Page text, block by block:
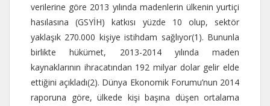
verilerine göre 2013 yılında madenlerin ülkenin yurtiçi
hasılasına (GSYİH) katkısı yüzde 10 olup, sektör
yaklaşık 270.000 kişiye istihdam sağlıyor(1). Bununla
birlikte hükümet, 2013-2014 yılında maden
kaynaklarının ihracatından 192 milyar dolar gelir elde
ettiğini açıkladı(2). Dünya Ekonomik Forumu’nun 2014
raporuna göre, ülkede kişi başına düşen ortalama